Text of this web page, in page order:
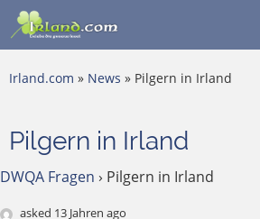
Irland.com » News » Pilgern in Irland
Pilgern in Irland
DWQA Fragen › Pilgern in Irland
asked 13 Jahren ago